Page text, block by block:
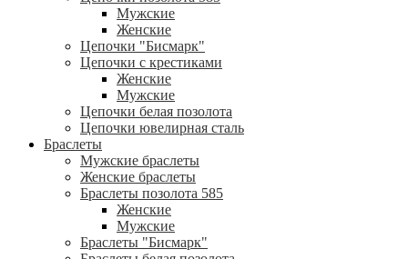
Мужские
Женские
Цепочки "Бисмарк"
Цепочки с крестиками
Женские
Мужские
Цепочки белая позолота
Цепочки ювелирная сталь
Браслеты
Мужские браслеты
Женские браслеты
Браслеты позолота 585
Женские
Мужские
Браслеты "Бисмарк"